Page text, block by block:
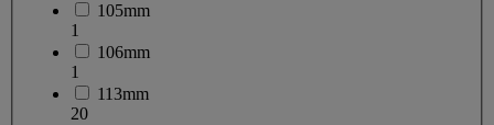
105mm
1
106mm
1
113mm
20